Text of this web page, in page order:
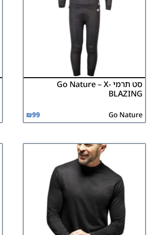
סט תרמי Go Nature – X-
BLAZING
Go Nature
₪99